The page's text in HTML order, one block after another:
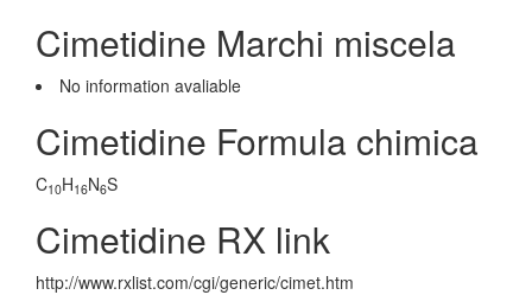
Cimetidine Marchi miscela
No information avaliable
Cimetidine Formula chimica
C10H16N6S
Cimetidine RX link
http://www.rxlist.com/cgi/generic/cimet.htm